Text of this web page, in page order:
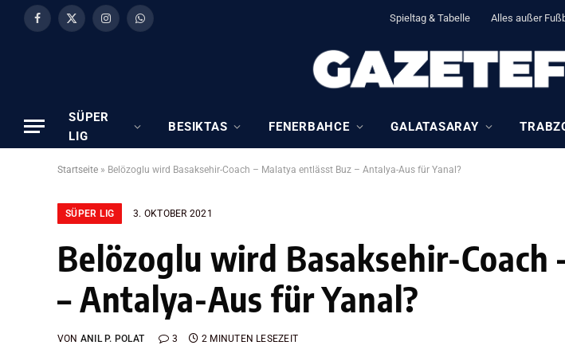
Facebook
X
InstagramWhatsApp Spieltag & Tabelle Alles außer
SÜPER
LIG
BESIKTAS FENERBAHCE GALATASARAY
Startseite » Belözoglu wird Basaksehir-Coach – Malatya entlässt Buz – Antalya-Aus für Yanal?
SÜPER LIG 3. OKTOBER 2021
Belözoglu wird Basaksehir-
– Antalya-Aus für Yanal?
VON ANIL P. POLAT 3 2 MINUTEN LESEZEIT